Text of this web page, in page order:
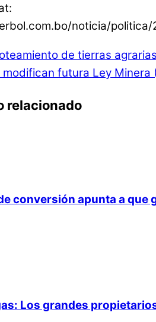
noticia/politica/
de tierras
futura Ley Minera
relacionado
conversión apunta a
Los grandes